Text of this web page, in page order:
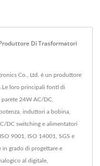
Di Trasformatori
Co., Ltd. è un produttore
loro principali fonti di
24W AC/DC,
induttori a bobina,
DC switching e alimentatori
9001, ISO 14001, SGS e
in grado di progettare e
al digitale,